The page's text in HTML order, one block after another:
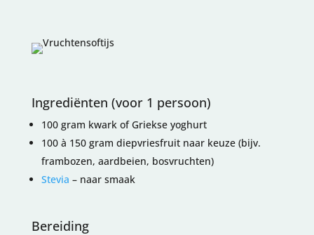
Ingrediënten (voor 1 persoon)
100 gram kwark of Griekse yoghurt
100 à 150 gram diepvriesfruit naar keuze (bijv.
frambozen, aardbeien, bosvruchten)
Stevia – naar smaak
Bereiding